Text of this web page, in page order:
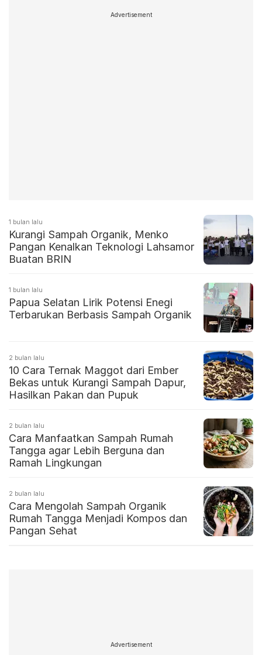
Advertisement
1 bulan lalu
Kurangi Sampah Organik, Menko
Pangan Kenalkan Teknologi Lahsamor
Buatan BRIN
1 bulan lalu
Papua Selatan Lirik Potensi Enegi
Terbarukan Berbasis Sampah Organik
2 bulan lalu
10 Cara Ternak Maggot dari Ember
Bekas untuk Kurangi Sampah Dapur,
Hasilkan Pakan dan Pupuk
2 bulan lalu
Cara Manfaatkan Sampah Rumah
Tangga agar Lebih Berguna dan
Ramah Lingkungan
2 bulan lalu
Cara Mengolah Sampah Organik
Rumah Tangga Menjadi Kompos dan
Pangan Sehat
Advertisement